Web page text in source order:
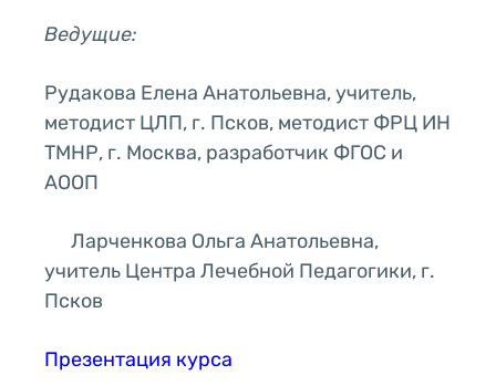
Ведущие:
Рудакова Елена Анатольевна, учитель,
методист ЦЛП, г. Псков, методист ФРЦ ИН
ТМНР, г. Москва, разработчик ФГОС и
АООП
Ларченкова Ольга Анатольевна,
учитель Центра Лечебной Педагогики, г.
Псков
Презентация курса